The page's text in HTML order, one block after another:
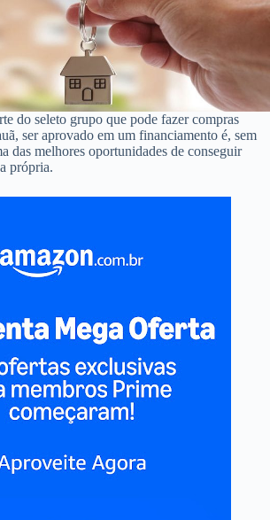
do seleto grupo que pode fazer compras
ser aprovado em um financiamento é, sem
das melhores oportunidades de conseguir
própria.